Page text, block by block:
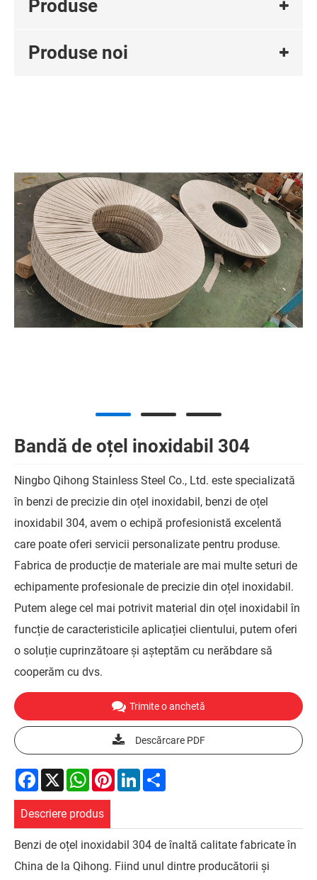
Produse
Produse noi
Bandă de oțel inoxidabil 304
Ningbo Qihong Stainless Steel Co., Ltd. este specializată
în benzi de precizie din oțel inoxidabil, benzi de oțel
inoxidabil 304, avem o echipă profesionistă excelentă
care poate oferi servicii personalizate pentru produse.
Fabrica de producție de materiale are mai multe seturi de
echipamente profesionale de precizie din oțel inoxidabil.
Putem alege cel mai potrivit material din oțel inoxidabil în
funcție de caracteristicile aplicației clientului, putem oferi
o soluție cuprinzătoare și așteptăm cu nerăbdare să
cooperăm cu dvs.
Trimite o anchetă
Descărcare PDF
Facebook
X WhatsApp
PinterestLinkedIn
Descriere produs
Benzi de oțel inoxidabil 304 de înaltă calitate fabricate în
China de la Qihong. Fiind unul dintre producătorii și